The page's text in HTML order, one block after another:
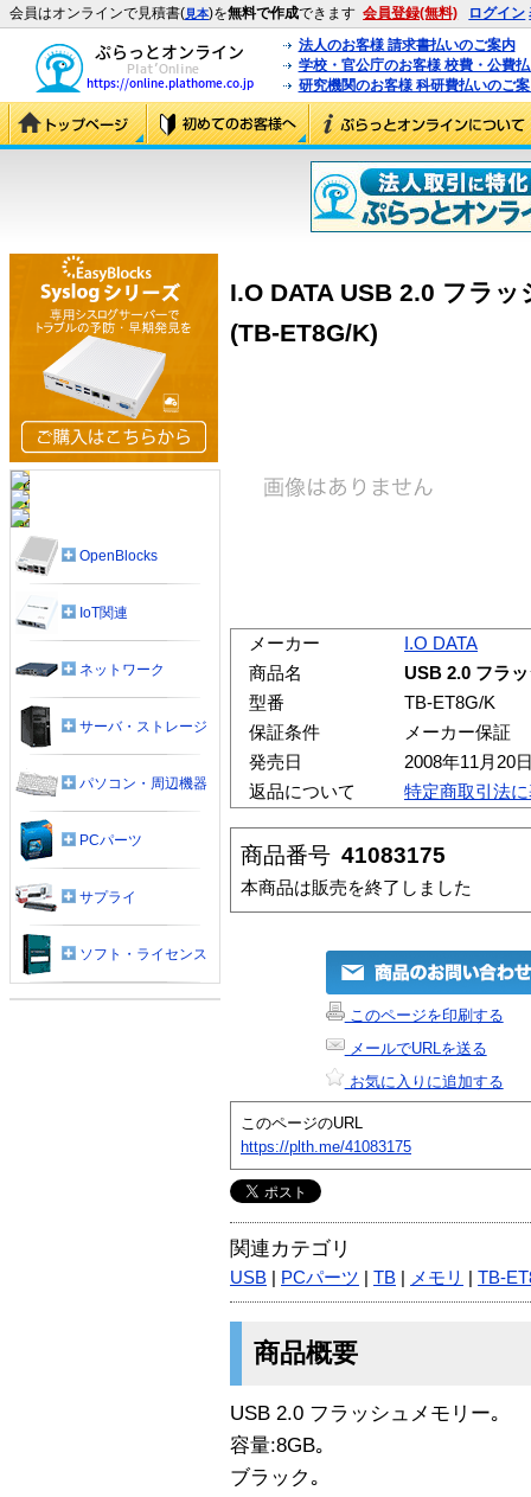
会員はオンラインで見積書(見本)を無料で作成できます 会員登録(無料) ログイン
法人のお客様 請求書払いのご案内
学校・官公庁のお客様 校費・公費
研究機関のお客様 科研費払いのご
I.O DATA USB 2.0 フラ
(TB-ET8G/K)
メーカー
I.O DATA
商品名
USB 2.0 フラ
型番
TB-ET8G/K
保証条件
メーカー保証
発売日
2008年11月20
返品について
特定商取引法
商品番号 41083175
本商品は販売を終了しました
このページを印刷する
メールでURLを送る
お気に入りに追加する
このページのURL
https://plth.me/41083175
関連カテゴリ
USB PCパーツ TB メモリ TB-
商品概要
USB 2.0 フラッシュメモリー｡
容量:8GB｡
ブラック｡
OpenBlocks
IoT関連
ネットワーク
サーバ・ストレージ
パソコン・周辺機器
PCパーツ
サプライ
ソフト・ライセンス